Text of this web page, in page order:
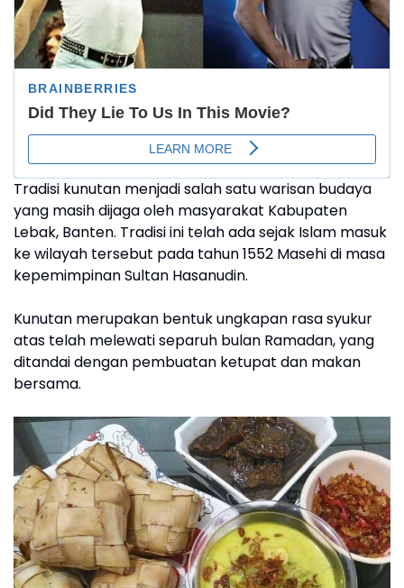
Tradisi kunutan menjadi salah satu warisan budaya
yang masih dijaga oleh masyarakat Kabupaten
Lebak, Banten. Tradisi ini telah ada sejak Islam masuk
ke wilayah tersebut pada tahun 1552 Masehi di masa
kepemimpinan Sultan Hasanudin.
Kunutan merupakan bentuk ungkapan rasa syukur
atas telah melewati separuh bulan Ramadan, yang
ditandai dengan pembuatan ketupat dan makan
bersama.